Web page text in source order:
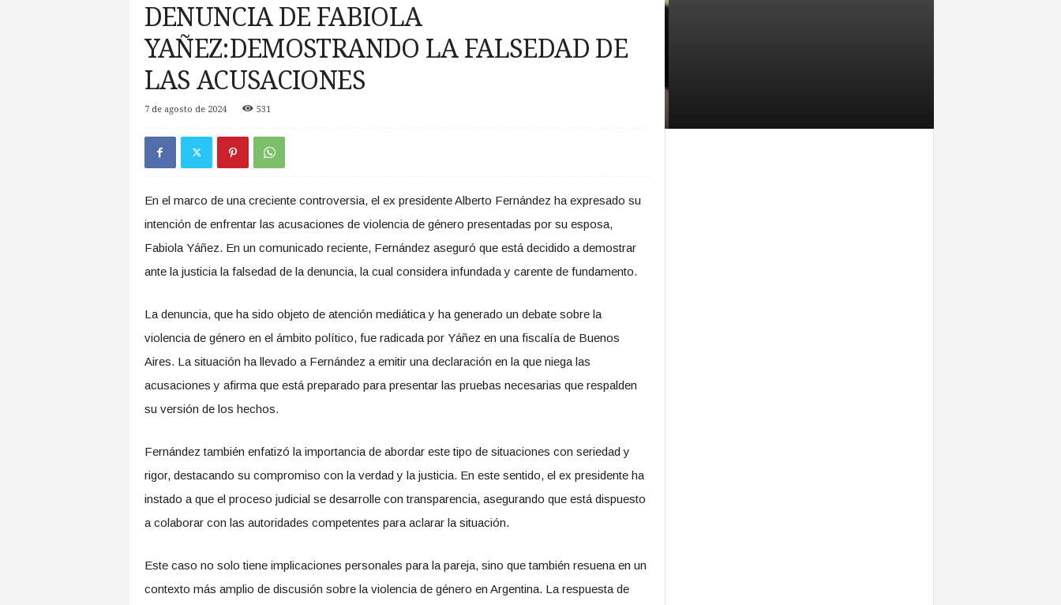
DENUNCIA DE FABIOLA
YAÑEZ:DEMOSTRANDO LA FALSEDAD DE
LAS ACUSACIONES
7 de agosto de 2024 531
En el marco de una creciente controversia, el ex presidente Alberto Fernández ha expresado su
intención de enfrentar las acusaciones de violencia de género presentadas por su esposa,
Fabiola Yáñez. En un comunicado reciente, Fernández aseguró que está decidido a demostrar
ante la justicia la falsedad de la denuncia, la cual considera infundada y carente de fundamento.
La denuncia, que ha sido objeto de atención mediática y ha generado un debate sobre la
violencia de género en el ámbito político, fue radicada por Yáñez en una fiscalía de Buenos
Aires. La situación ha llevado a Fernández a emitir una declaración en la que niega las
acusaciones y afirma que está preparado para presentar las pruebas necesarias que respalden
su versión de los hechos.
Fernández también enfatizó la importancia de abordar este tipo de situaciones con seriedad y
rigor, destacando su compromiso con la verdad y la justicia. En este sentido, el ex presidente ha
instado a que el proceso judicial se desarrolle con transparencia, asegurando que está dispuesto
a colaborar con las autoridades competentes para aclarar la situación.
Este caso no solo tiene implicaciones personales para la pareja, sino que también resuena en un
contexto más amplio de discusión sobre la violencia de género en Argentina. La respuesta de